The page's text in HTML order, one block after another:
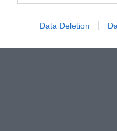
Data Deletion
Cercanías